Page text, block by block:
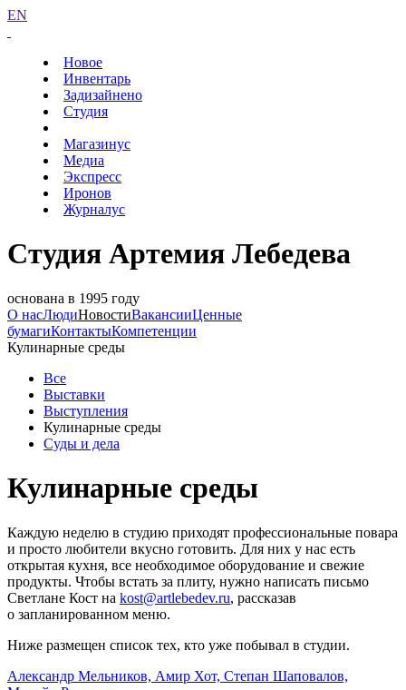
EN
Новое
Инвентарь
Задизайнено
Студия
Магазинус
Медиа
Экспресс
Иронов
Журналус
Студия Артемия Лебедева
основана в 1995 году
О насЛюдиНовостиВакансииЦенные
бумагиКонтактыКомпетенции
Кулинарные среды
Все
Выставки
Выступления
Кулинарные среды
Суды и дела
Кулинарные среды
Каждую неделю в студию приходят профессиональные повара
и просто любители вкусно готовить. Для них у нас есть
открытая кухня, все необходимое оборудование и свежие
продукты. Чтобы встать за плиту, нужно написать письмо
Светлане Кост на kost@artlebedev.ru, рассказав
о запланированном меню.
Ниже размещен список тех, кто уже побывал в студии.
Александр Мельников, Амир Хот, Степан Шаповалов,